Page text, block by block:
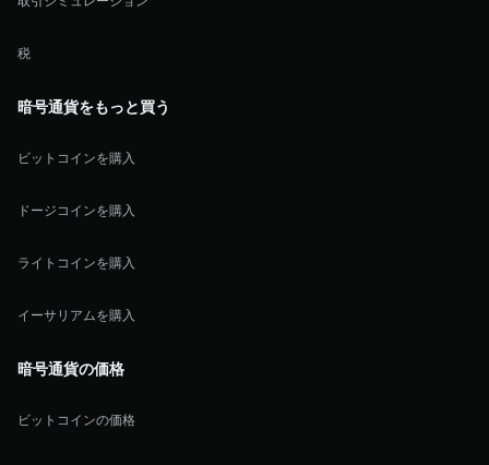
税
暗号通貨をもっと買う
ビットコインを購入
ドージコインを購入
ライトコインを購入
イーサリアムを購入
暗号通貨の価格
ビットコインの価格